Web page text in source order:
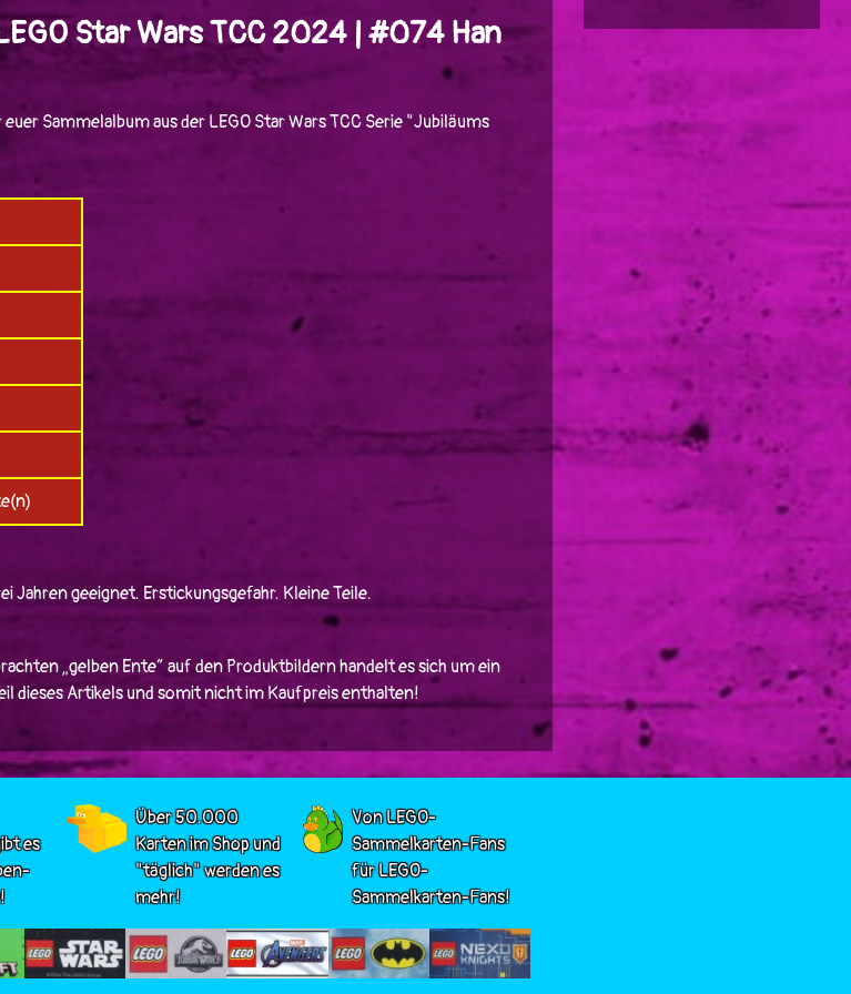
Star Wars TCC 2024 | #074 Han
Sammelalbum aus der LEGO Star Wars TCC Serie "Jubiläums
Jahren geeignet. Erstickungsgefahr. Kleine Teile.
„gelben Ente“ auf den Produktbildern handelt es sich um ein
dieses Artikels und somit nicht im Kaufpreis enthalten!
es
Über 50.000
Karten im Shop und
"täglich" werden es
mehr!
Von LEGO-
Sammelkarten-Fans
für LEGO-
Sammelkarten-Fans!